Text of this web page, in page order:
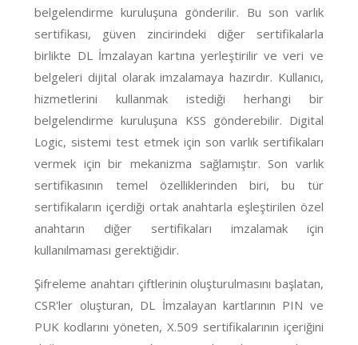
belgelendirme kuruluşuna gönderilir. Bu son varlık
sertifikası, güven zincirindeki diğer sertifikalarla
birlikte DL İmzalayan kartına yerleştirilir ve veri ve
belgeleri dijital olarak imzalamaya hazırdır. Kullanıcı,
hizmetlerini kullanmak istediği herhangi bir
belgelendirme kuruluşuna KSS gönderebilir. Digital
Logic, sistemi test etmek için son varlık sertifikaları
vermek için bir mekanizma sağlamıştır. Son varlık
sertifikasının temel özelliklerinden biri, bu tür
sertifikaların içerdiği ortak anahtarla eşleştirilen özel
anahtarın diğer sertifikaları imzalamak için
kullanılmaması gerektiğidir.
Şifreleme anahtarı çiftlerinin oluşturulmasını başlatan,
CSR'ler oluşturan, DL İmzalayan kartlarının PIN ve
PUK kodlarını yöneten, X.509 sertifikalarının içeriğini